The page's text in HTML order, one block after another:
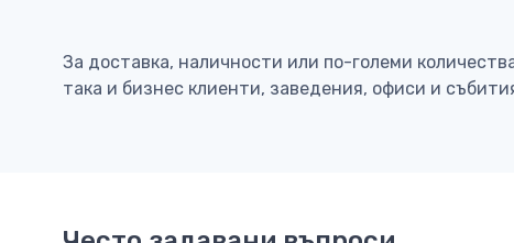
За доставка, наличности или по-големи
така и бизнес клиенти, заведения, офиси и